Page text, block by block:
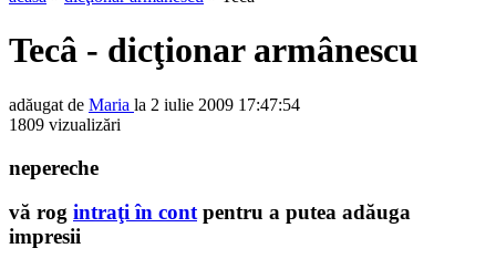
Tecâ - dicţionar armânescu
adăugat de Maria la 2 iulie 2009 17:47:54
1809 vizualizări
nepereche
vă rog intraţi în contpentru a putea adăuga
impresii